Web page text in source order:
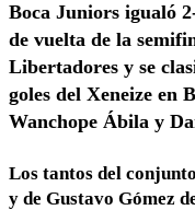
Boca Juniors igualó
de vuelta de la
Libertadores y se
goles del Xeneize en
Wanchope Ábila y
Los tantos del
y de Gustavo Gómez